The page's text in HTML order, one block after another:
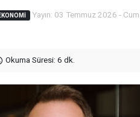
Yayın: 03 Temmuz 2026 -
Okuma Süresi: 6 dk.